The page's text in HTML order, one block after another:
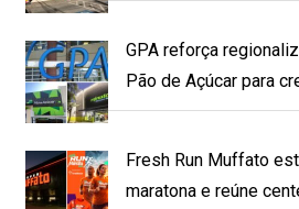
GPA reforça
Pão de Açúcar para
Fresh Run Muffato
maratona e reúne